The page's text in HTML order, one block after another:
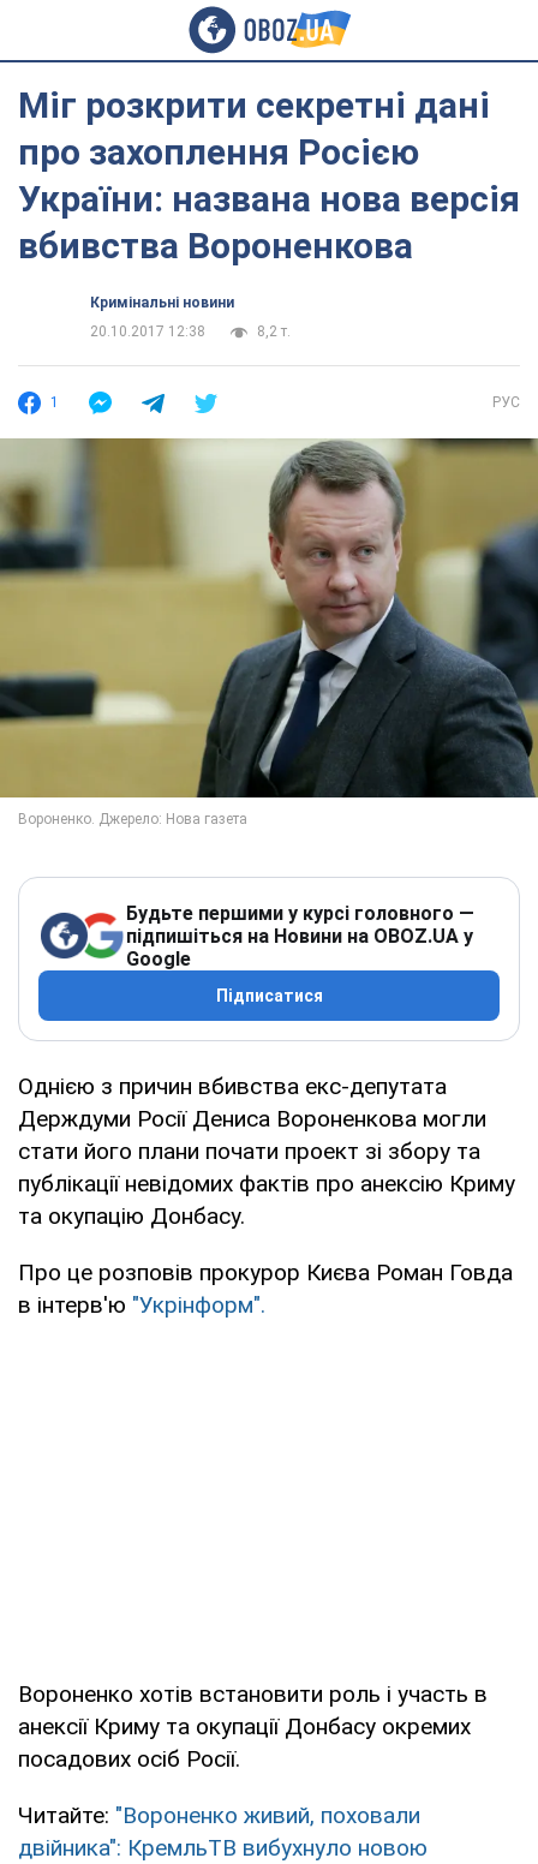
Міг розкрити секретні дані
про захоплення Росією
України: названа нова версія
вбивства Вороненкова
Кримінальні новини
20.10.2017 12:38
8,2 т.
1 РУС
Будьте першими у курсі головного —
підпишіться на Новини на OBOZ.UA у
Google
Підписатися
Однією з причин вбивства екс-депутата
Держдуми Росії Дениса Вороненкова могли
стати його плани почати проект зі збору та
публікації невідомих фактів про анексію Криму
та окупацію Донбасу.
Про це розповів прокурор Києва Роман Говда
в інтерв'ю "Укрінформ".
Вороненко хотів встановити роль і участь в
анексії Криму та окупації Донбасу окремих
посадових осіб Росії.
Читайте: "Вороненко живий, поховали
двійника": КремльТВ вибухнуло новою